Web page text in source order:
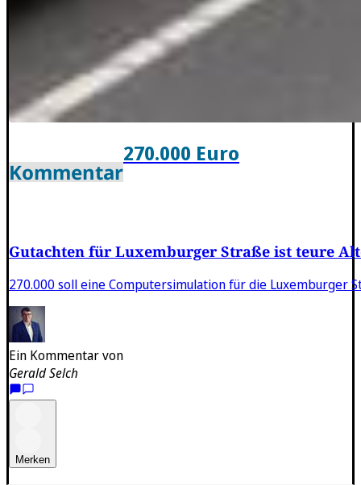
Kommentar
270.000 Euro
Gutachten für Luxemburger Straße ist teure
270.000 soll eine Computersimulation für die Luxemburger
Ein Kommentar von
Gerald Selch
Merken